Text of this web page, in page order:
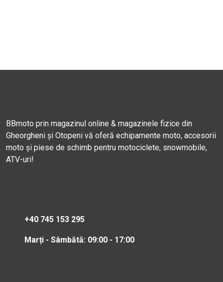
BBmoto prin magazinul online & magazinele fizice din
Gheorgheni și Otopeni vă oferă echipamente moto, accesorii
moto și piese de schimb pentru motociclete, snowmobile,
ATV-uri!
+40 745 153 295
Marți - Sâmbătă: 09:00 - 17:00